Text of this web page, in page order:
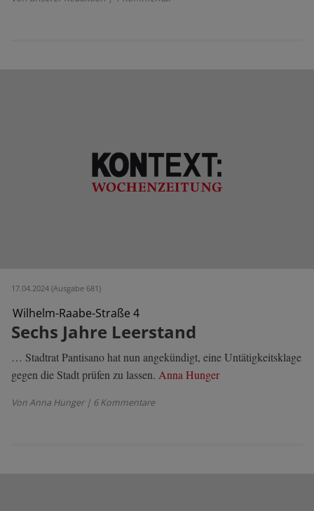
17.04.2024 (Ausgabe 681)
Wilhelm-Raabe-Straße 4
Sechs Jahre Leerstand
… Stadtrat Pantisano hat nun angekündigt, eine Untätigkeitsklage
gegen die Stadt prüfen zu lassen. Anna Hunger
Von Anna Hunger| 6 Kommentare